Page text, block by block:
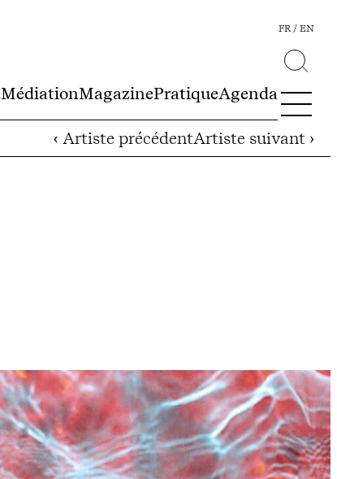
MédiationMagazinePratiqueAgenda
FR EN
‹ Artiste précédentArtiste suivant ›